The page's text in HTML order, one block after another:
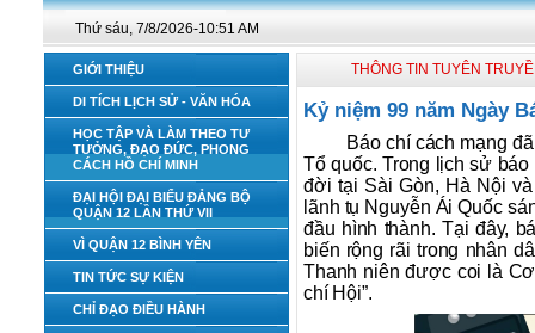
Thứ sáu, 7/8/2026-10:51 AM
GIỚI THIỆU
DI TÍCH LỊCH SỬ - VĂN HÓA
HỌC TẬP VÀ LÀM THEO TƯ
TƯỞNG, ĐẠO ĐỨC, PHONG
CÁCH HỒ CHÍ MINH
ĐẠI HỘI ĐẠI BIỂU ĐẢNG BỘ
QUẬN 12 LẦN THỨ VII
VÌ QUẬN 12 BÌNH YÊN
TIN TỨC SỰ KIỆN
CHỈ ĐẠO ĐIỀU HÀNH
THÔNG TIN TUYÊN
Kỷ niệm 99 năm Ngày
Báo chí cách mạng
Tổ quốc. Trong lịch sử
đời tại Sài Gòn, Hà Nội
lãnh tụ Nguyễn Ái Quốc
đầu hình thành. Tại đây,
biến rộng rãi trong nhân
Thanh niên được coi là
chí Hội”.